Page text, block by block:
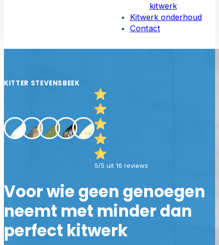
kitwerk
Kitwerk onderhoud
Contact
KITTER STEVENSBEEK
5/5 uit 16 reviews
Voor wie geen genoegen
neemt met minder dan
perfect kitwerk